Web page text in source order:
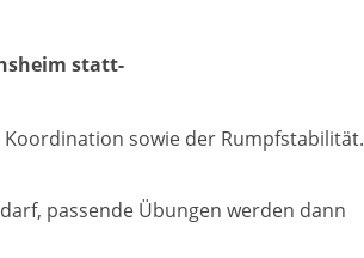
statt-
sowie der Rumpfstabilität.
passende Übungen werden dann